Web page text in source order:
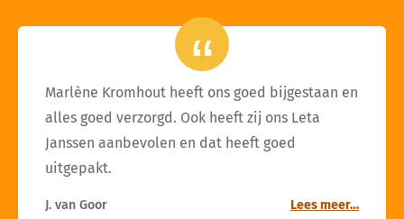
Marlène Kromhout heeft ons goed bijgestaan en
alles goed verzorgd. Ook heeft zij ons Leta
Janssen aanbevolen en dat heeft goed
uitgepakt.
J. van Goor Lees meer…